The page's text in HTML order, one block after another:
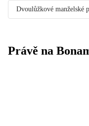
Dvoulůžkové manželské
Právě na